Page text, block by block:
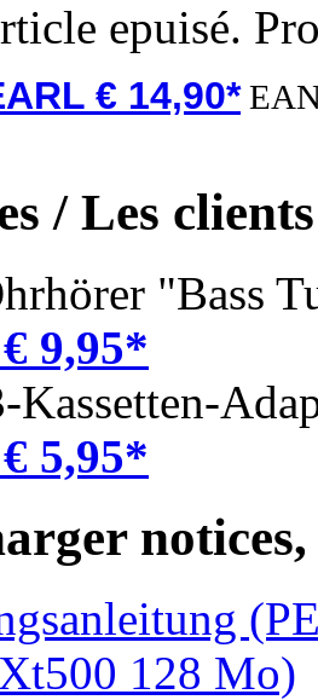
epuisé.
€ 14,90*
/ Les
"Bass
9,95*
Kassetten-
5,95*
128 Mo)